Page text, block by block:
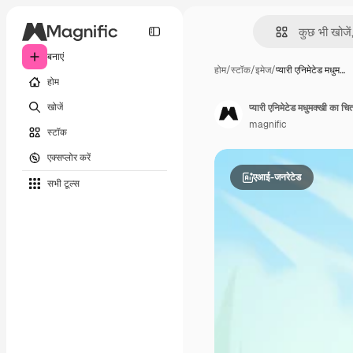
बनाएं
होम
खोजें
स्टॉक
एक्सप्लोर करें
सभी टूल्‍स
होम/स्टॉक/इमेज/प्यारी एनिमेटेड मधुम…
एआई-जनरेटेड
प्यारी एनिमेटेड मधुमक्खी का
magnific